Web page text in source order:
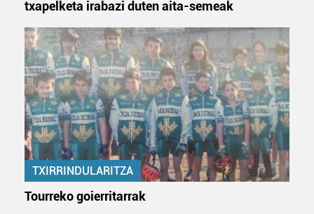
txapelketa irabazi duten aita-semeak
TXIRRINDULARITZA
Tourreko goierritarrak